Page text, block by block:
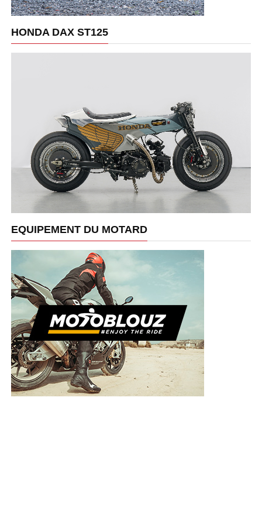
HONDA DAX ST125
EQUIPEMENT DU MOTARD